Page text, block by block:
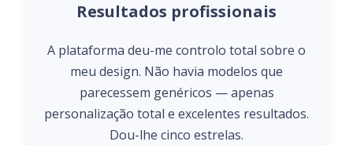
Resultados profissionais
A plataforma deu-me controlo total sobre o
meu design. Não havia modelos que
parecessem genéricos — apenas
personalização total e excelentes resultados.
Dou-lhe cinco estrelas.